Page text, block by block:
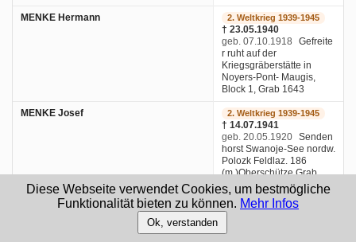
MENKE Hermann 2. Weltkrieg 1939-1945
† 23.05.1940
geb. 07.10.1918
Gefreite
r ruht auf der
Kriegsgräberstätte in
Noyers-Pont- Maugis,
Block 1, Grab 1643
MENKE Josef 2. Weltkrieg 1939-1945
† 14.07.1941
geb. 20.05.1920 Senden
horst Swanoje-See nordw.
Polozk Feldlaz. 186
(m.)Oberschütze Grab
befindet sich noch in
Disna - Belarus
† 29.05.1918
Diese Webseite verwendet Cookies, um bestmögliche
Funktionalität bieten zu können. Mehr Infos
Ok, verstanden